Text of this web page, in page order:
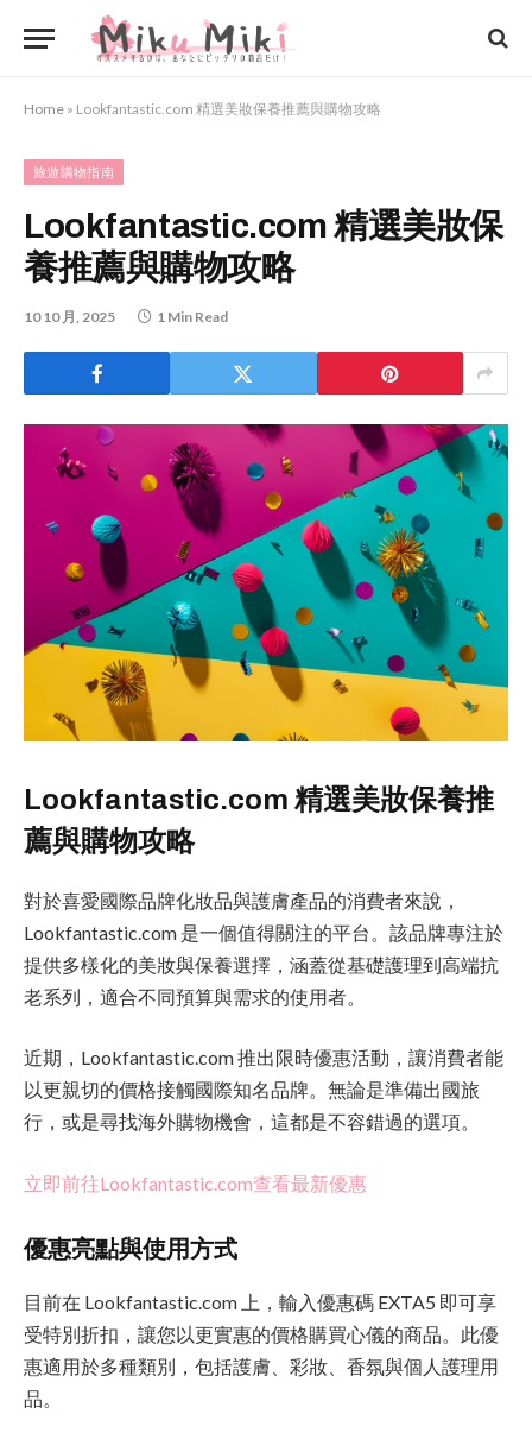
Home » Lookfantastic.com 精選美妝保養推薦與購物攻略
旅遊購物指南
Lookfantastic.com 精選美妝保
養推薦與購物攻略
10 10 月, 2025 1 Min Read
Lookfantastic.com 精選美妝保養推
薦與購物攻略
對於喜愛國際品牌化妝品與護膚產品的消費者來說，
Lookfantastic.com 是一個值得關注的平台。該品牌專注於
提供多樣化的美妝與保養選擇，涵蓋從基礎護理到高端抗
老系列，適合不同預算與需求的使用者。
近期，Lookfantastic.com 推出限時優惠活動，讓消費者能
以更親切的價格接觸國際知名品牌。無論是準備出國旅
行，或是尋找海外購物機會，這都是不容錯過的選項。
立即前往Lookfantastic.com查看最新優惠
優惠亮點與使用方式
目前在 Lookfantastic.com 上，輸入優惠碼 EXTA5 即可享
受特別折扣，讓您以更實惠的價格購買心儀的商品。此優
惠適用於多種類別，包括護膚、彩妝、香氛與個人護理用
品。